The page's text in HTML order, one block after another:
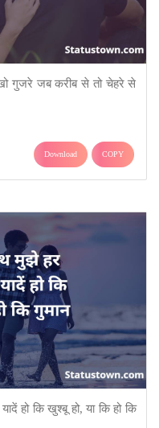
गुजरे जब करीब से तो चेहरे से
Download COPY
हो कि खुश्बू हो, या कि हो कि